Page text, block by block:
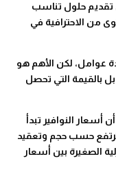
تقديم حلول تناسب
من الاحترافية في
عوامل، لكن الأهم هو
بالقيمة التي تحصل
النوافير تبدأ
حسب حجم وتعقيد
الصغيرة بين أسعار